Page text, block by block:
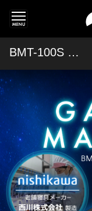
BMT-100S / 120SD / 140D